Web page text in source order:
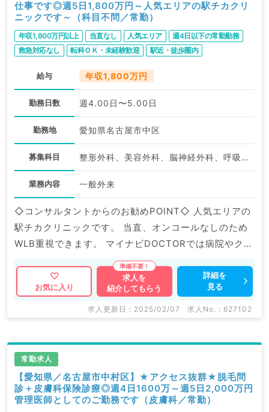
仕事です◎週5日1,800万円～人気エリアの駅チカクリ
ニックです～（科目不問／常勤）
年収1,800万円以上 当直なし 人気エリア
週4日以下の常勤勤務
救急対応なし
転科ＯＫ・未経験歓迎 駅近・徒歩圏内
給与 年収1,800万円
勤務日数 週4.00日〜5.00日
勤務地 愛知県名古屋市中区
募集科目 整形外科、美容外科、脳神経外科、呼吸器外科、皮膚科、一般内科、循環器内科、呼吸器内科、消化器内科、外科系全般、一般外科、消化器外科、美容皮膚科、その他、科目不問
業務内容 一般外来
◇コンサルタントからのお勧めPOINT◇ 人気エリアの
駅チカクリニックです。 当直、オンコールなしのため
WLB重視できます。 マイナビDOCTORでは病院やクリ
ニックなどの医療機関求人はもちろんのこと、 掲載情
報以外にも産業医等の企業系求人も多数扱っています。
求人内容の詳細等はお気軽にお問合せ下さい。
お気に入り
求人を
紹介してもらう
詳細を
見る
求人更新日 : 2025/02/07 求人No. : 627102
常勤求人
【愛知県／名古屋市中村区】★アクセス抜群★脱毛問
診＋皮膚科保険診療◎週4日1600万～週5日2,000万円
管理医師としてのご勤務です（皮膚科／常勤）